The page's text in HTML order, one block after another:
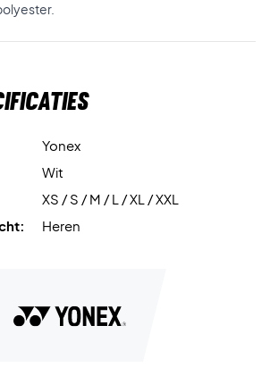
Yonex
Wit
XS / S / M / L / XL / XXL
Heren